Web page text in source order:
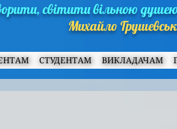
світити вільною
Михайло
СТУДЕНТАМ ВИКЛАДАЧАМ